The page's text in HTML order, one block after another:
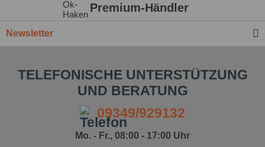
Premium-Händler
Newsletter
TELEFONISCHE UNTERSTÜTZUNG
UND BERATUNG
09349/929132
Mo. - Fr., 08:00 - 17:00 Uhr